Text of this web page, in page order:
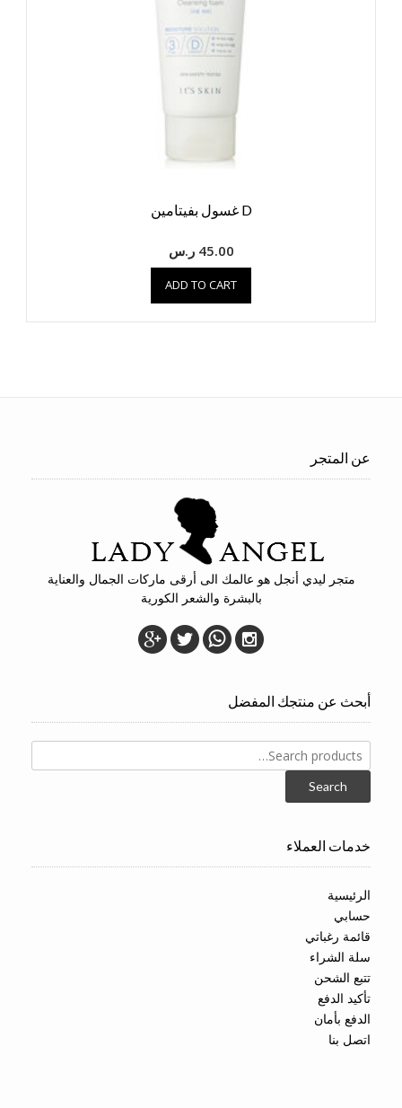
D غسول بفيتامين
45.00 ر.س
ADD TO CART
عن المتجر
متجر ليدي أنجل هو عالمك الى أرقى ماركات الجمال والعناية
بالبشرة والشعر الكورية
أبحث عن منتجك المفضل
Search
for:
Search
خدمات العملاء
الرئيسية
حسابي
قائمة رغباتي
سلة الشراء
تتبع الشحن
تأكيد الدفع
الدفع بأمان
اتصل بنا